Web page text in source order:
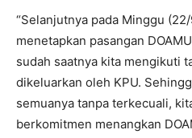
“Selanjutnya pada Minggu
menetapkan pasangan
sudah saatnya kita mengikuti
dikeluarkan oleh KPU.
semuanya tanpa terkecuali,
berkomitmen menangkan